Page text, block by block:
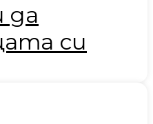
да
си